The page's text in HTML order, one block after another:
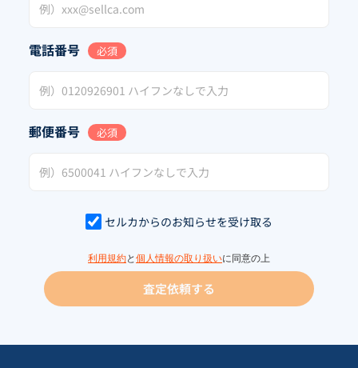
電話番号 必須
郵便番号 必須
セルカからのお知らせを受け取る
利用規約と 個人情報の取り扱いに同意の上
査定依頼する